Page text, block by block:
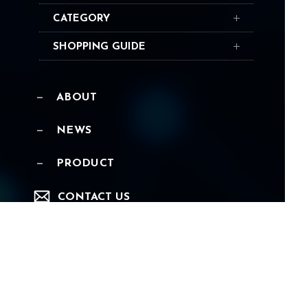
CATEGORY
SHOPPING GUIDE
ABOUT
NEWS
PRODUCT
CONTACT US